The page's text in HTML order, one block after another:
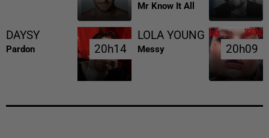
Mr Know It All
DAYSY
Pardon 20h14
20h14
LOLA YOUNG
Messy 20h09
20h09